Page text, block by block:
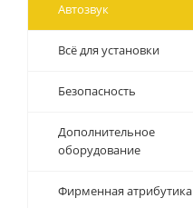
Автозвук
Всё для установки
Безопасность
Дополнительное
оборудование
Фирменная атрибутика